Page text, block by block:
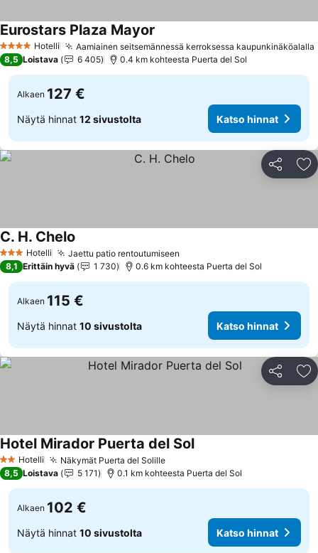
4 Tähtiluokitus
Hotelli Aamiainen seitsemännessä kerroksessa kaupunkinäköalalla
Eurostars Plaza Mayor
8,5 Loistava 6 405 0.4 km kohteesta Puerta del Sol
Alkaen 127 €
Näytä hinnat 12 sivustolta Katso hinnat
Jaa
3 Tähtiluokitus
Hotelli Jaettu patio rentoutumiseen
C. H. Chelo
8,1 Erittäin hyvä 1 730 0.6 km kohteesta Puerta del Sol
Alkaen 115 €
Näytä hinnat 10 sivustolta Katso hinnat
Jaa
2 Tähtiluokitus
Hotelli Näkymät Puerta del SolilleKatso hinnat
Hotel Mirador Puerta del SolKatso hinnat
8,5 Loistava 5 171 0.1 km kohteesta Puerta del Sol
Alkaen 102 €
Näytä hinnat 10 sivustolta Katso hinnat